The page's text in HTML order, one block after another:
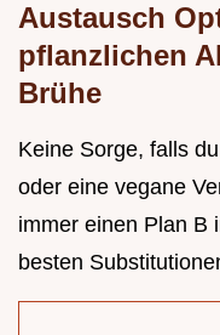
Austausch
pflanzlichen
Brühe
Keine Sorge, falls
oder eine vegane
immer einen Plan B
besten